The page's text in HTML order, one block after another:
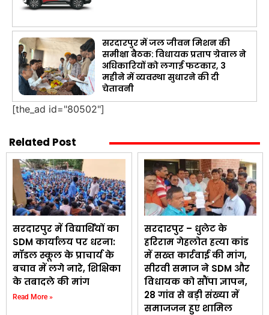
सरदारपुर में जल जीवन मिशन की
समीक्षा बैठक: विधायक प्रताप ग्रेवाल ने
अधिकारियों को लगाई फटकार, 3
महीने में व्यवस्था सुधारने की दी
चेतावनी
[the_ad id="80502"]
Related Post
सरदारपुर में विद्यार्थियों का
SDM कार्यालय पर धरना:
मॉडल स्कूल के प्राचार्य के
बचाव में लगे नारे, शिक्षिका
के तबादले की मांग
Read More »
सरदारपुर – धुलेट के
हरिराम गेहलोत हत्या कांड
में सख्त कार्रवाई की मांग,
सीरवी समाज ने SDM और
विधायक को सौंपा ज्ञापन,
28 गांव से बड़ी संख्या में
समाजजन हुए शामिल